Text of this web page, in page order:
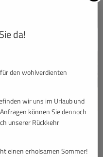
oder unerwartete Ausfälle?
Klimaanlagen sorgt für
ein angenehmes Raumklima.
da!
den wohlverdienten
wir uns im Urlaub und
können Sie dennoch
unserer Rückkehr
einen erholsamen Sommer!